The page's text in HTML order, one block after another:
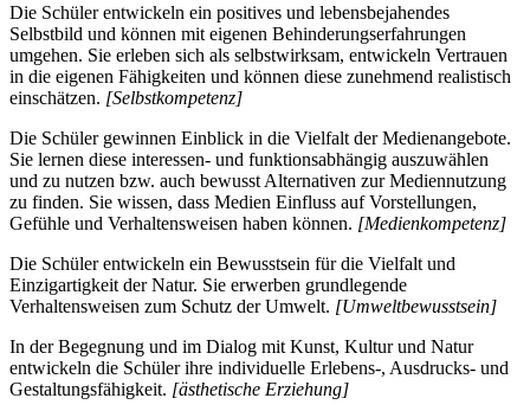
Die Schüler entwickeln ein positives und lebensbejahendes
Selbstbild und können mit eigenen Behinderungserfahrungen
umgehen. Sie erleben sich als selbstwirksam, entwickeln Vertrauen
in die eigenen Fähigkeiten und können diese zunehmend realistisch
einschätzen. [Selbstkompetenz]
Die Schüler gewinnen Einblick in die Vielfalt der Medienangebote.
Sie lernen diese interessen- und funktionsabhängig auszuwählen
und zu nutzen bzw. auch bewusst Alternativen zur Mediennutzung
zu finden. Sie wissen, dass Medien Einfluss auf Vorstellungen,
Gefühle und Verhaltensweisen haben können. [Medienkompetenz]
Die Schüler entwickeln ein Bewusstsein für die Vielfalt und
Einzigartigkeit der Natur. Sie erwerben grundlegende
Verhaltensweisen zum Schutz der Umwelt. [Umweltbewusstsein]
In der Begegnung und im Dialog mit Kunst, Kultur und Natur
entwickeln die Schüler ihre individuelle Erlebens-, Ausdrucks- und
Gestaltungsfähigkeit. [ästhetische Erziehung]